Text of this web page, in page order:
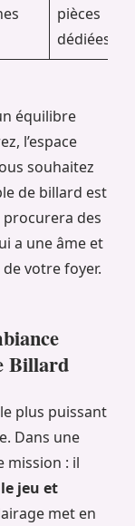
pièces
dédiées.
équilibre
l’espace
souhaitez
de billard est
des
a une âme et
votre foyer.
Billard
plus puissant
Dans une
mission : il
jeu et
met en